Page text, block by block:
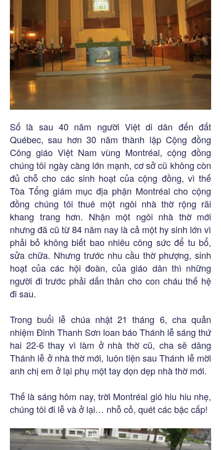
Số là sau 40 năm người Việt di dân đến đất
Québec, sau hơn 30 năm thành lập Cộng đồng
Công giáo Việt Nam vùng Montréal, cộng đồng
chúng tôi ngày càng lớn mạnh, cơ sở cũ không còn
đủ chỗ cho các sinh hoạt của cộng đồng, vì thế
Tòa Tổng giám mục địa phận Montréal cho cộng
đồng chúng tôi thuê một ngôi nhà thờ rộng rãi
khang trang hơn. Nhận một ngôi nhà thờ mới
nhưng đã cũ từ 84 năm nay là cả một hy sinh lớn vì
phải bỏ không biết bao nhiêu công sức để tu bổ,
sửa chữa. Nhưng trước nhu cầu thờ phượng, sinh
hoạt của các hội đoàn, của giáo dân thì những
người đi trước phải dấn thân cho con cháu thế hệ
đi sau.
Trong buổi lễ chúa nhật 21 tháng 6, cha quản
nhiệm Đinh Thanh Sơn loan báo Thánh lễ sáng thứ
hai 22-6 thay vì làm ở nhà thờ cũ, cha sẽ dâng
Thánh lễ ở nhà thờ mới, luôn tiện sau Thánh lễ mời
anh chị em ở lại phụ một tay dọn dẹp nhà thờ mới.
Thế là sáng hôm nay, trời Montréal gió hiu hiu nhẹ,
chúng tôi đi lễ và ở lại… nhỗ cỏ, quét các bậc cấp!